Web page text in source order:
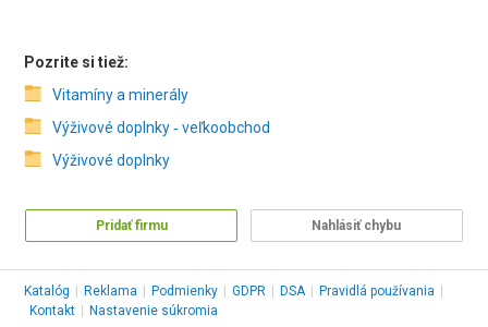
Pozrite si tiež:
Vitamíny a minerály
Výživové doplnky ‑ veľkoobchod
Výživové doplnky
Pridať firmu Nahlásiť chybu
Katalóg Reklama Podmienky GDPR DSA Pravidlá používania
Kontakt
Nastavenie súkromia